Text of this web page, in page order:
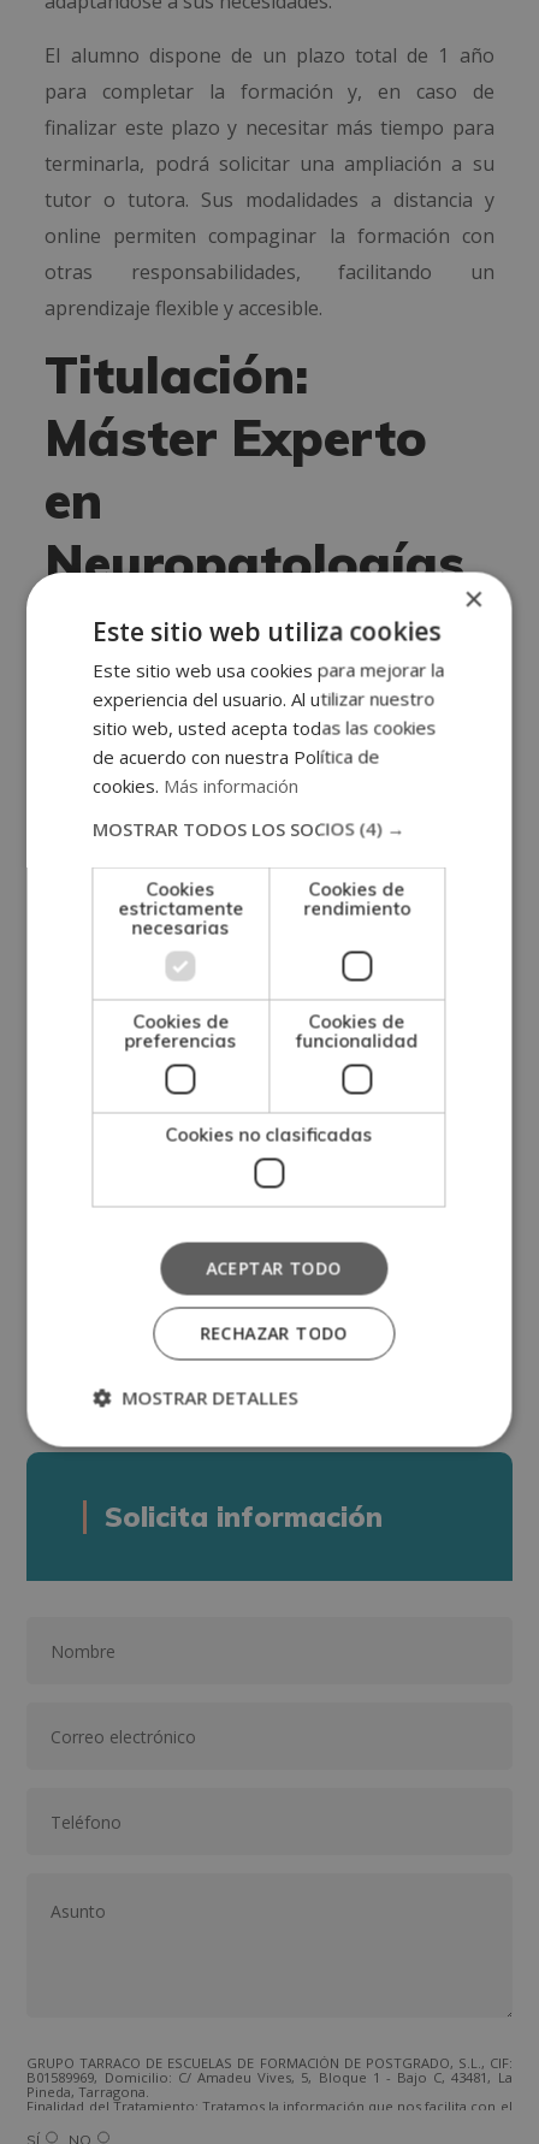
El alumno dispone de un plazo total de 1 año
para completar la formación y, en caso de
finalizar este plazo y necesitar más tiempo para
terminarla, podrá solicitar una ampliación a su
tutor o tutora. Sus modalidades a distancia y
online permiten compaginar la formación con
otras responsabilidades, facilitando un
aprendizaje flexible y accesible.
Titulación:
Máster Experto
en
Neuropatologías
Una vez finalizados los estudios y superadas las
pruebas de evaluación, el alumno recibirá un
diploma que certifica que ha finalizado con éxito
MÁSTER EXPERTO EN NEUROPATOLOGÍAS
la ESCUELA CLÍNICA Y DE CIENCIAS DE LA SALUD,
avalada por nuestra condición de socios de la
CECAP.
Además, el alumno recibirá el Certificado
Universitario Internacional DQ, expedido por la
Agencia Universitaria DQ vinculada con la UAIII y
créditos europeos (ECTS) sobre la carga horaria
de tu formación.
*El contenido del curso se encuentra orientado
hacia la adquisición de formación teórica
complementaria. Ciertas profesiones requieren
consultar en la web del Ministerio de Educación
y en el Instituto Nacional de Cualificaciones. Este
curso no conduce a la obtención de una
Solicita información
GRUPO TARRACO DE ESCUELAS DE FORMACIÓN DE POSTGRADO, S.L., CIF:
B01589969, Domicilio: C/ Amadeu Vives, 5, Bloque 1 - Bajo C, 43481, La
Pineda, Tarragona.
Finalidad del Tratamiento: Tratamos la información que nos facilita con el
los productos ofrecidos y otros tipo de productos que fueran de su
SÍ NO
×
Este sitio web utiliza cookies
Este sitio web usa cookies para mejorar la
experiencia del usuario. Al utilizar nuestro
sitio web, usted acepta todas las cookies
de acuerdo con nuestra Política de
cookies. Más información
MOSTRAR TODOS LOS SOCIOS (4) →
Cookies
estrictamente
necesarias
Cookies de
rendimiento
Cookies de
preferencias
Cookies de
funcionalidad
Cookies no clasificadas
ACEPTAR TODO
RECHAZAR TODO
MOSTRAR DETALLES